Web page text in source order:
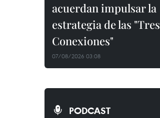
acuerdan impulsar la
estrategia de las "Tres
Conexiones"
07/08/2026 03:08
PODCAST